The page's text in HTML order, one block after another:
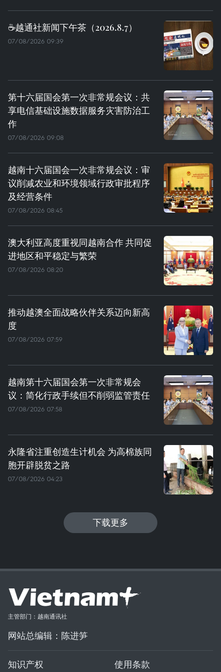
☕️越通社新闻下午茶（2026.8.7）
07/08/2026 09:39
第十六届国会第一次非常规会议：共
享电信基础设施数据服务灾害防治工
作
07/08/2026 09:08
越南十六届国会一次非常规会议：审
议削减农业和环境领域行政审批程序
及经营条件
07/08/2026 08:45
澳大利亚高度重视同越南合作 共同促
进地区和平稳定与繁荣
07/08/2026 08:20
推动越澳全面战略伙伴关系迈向新高
度
07/08/2026 07:59
越南第十六届国会第一次非常规会
议：简化行政手续但不削弱监管责任
07/08/2026 07:58
永隆省注重创造生计机会 为高棉族同
胞开辟脱贫之路
07/08/2026 04:23
下载更多
主管部门：越南通讯社
网站总编辑：陈进笋
知识产权 使用条款